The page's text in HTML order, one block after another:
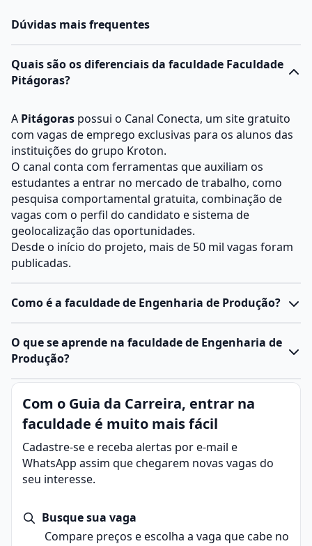
Dúvidas mais frequentes
Quais são os diferenciais da faculdade Faculdade
Pitágoras?
A Pitágoras possui o Canal Conecta, um site gratuito
com vagas de emprego exclusivas para os alunos das
instituições do grupo Kroton.
O canal conta com ferramentas que auxiliam os
estudantes a entrar no mercado de trabalho, como
pesquisa comportamental gratuita, combinação de
vagas com o perfil do candidato e sistema de
geolocalização das oportunidades.
Desde o início do projeto, mais de 50 mil vagas foram
publicadas.
Como é a faculdade de Engenharia de Produção?
O curso de Engenharia de Produçãoforma
profissionais capazes de gerir processos, pessoas e
organizações.
Ele combina conceitos deengenharia,administração
tecnologia, preparando o estudante para analisar,
operacionais.
A faculdade:
forma profissionais capazes de gerir processos,
combina conceitos de engenharia, administração e
tecnologia para otimizar sistemas produtivos e
O que se aprende na faculdade de Engenharia de
Produção?
Engenharia de Produção é uma área da engenharia
voltada para planejar, projetar, otimizar e gerenciar
processos produtivos e sistemas organizacionais. O
foco está em integrar pessoas, materiais, máquinas,
energia e informação para aumentar a eficiência,
reduzir custos e garantir qualidade nos produtos e
Em outras palavras, o engenheiro de produção atua
para que as empresas produzam mais e melhor,
equilibrando produtividade, qualidade e
Com o Guia da Carreira, entrar na
faculdade é muito mais fácil
Cadastre-se e receba alertas por e-mail e
WhatsApp assim que chegarem novas vagas do
seu interesse.
Busque sua vaga
Compare preços e escolha a vaga que cabe no